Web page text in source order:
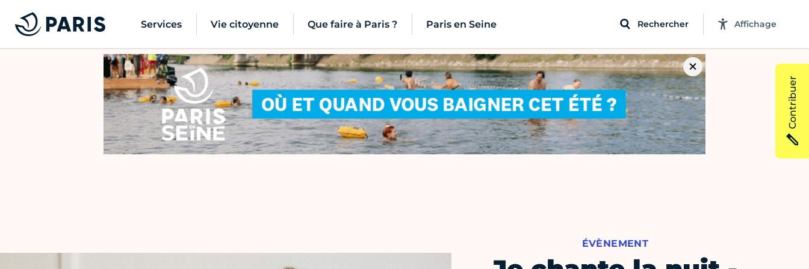
Services Vie citoyenne Que faire à Paris ? Paris en Seine Rechercher Affichage
ÉVÈNEMENT
Contribuer